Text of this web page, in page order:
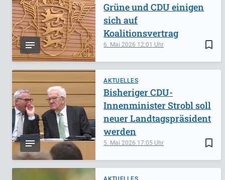
bookmark_border
6. Mai 2026 12:01
Grüne und CDU einigen
sich auf
Koalitionsvertrag
AKTUELLES
bookmark_border
5. Mai 2026 17:05
Bisheriger CDU-
Innenminister Strobl soll
neuer Landtagspräsident
werden